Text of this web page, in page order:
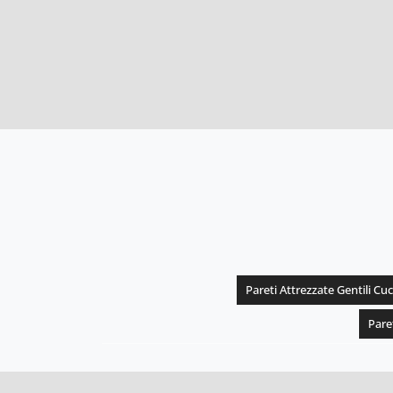
Pareti Attrezzate Gentili